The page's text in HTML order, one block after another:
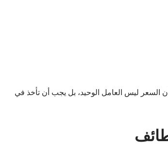
ليس العامل الوحيد، بل يجب أن تأخذ في